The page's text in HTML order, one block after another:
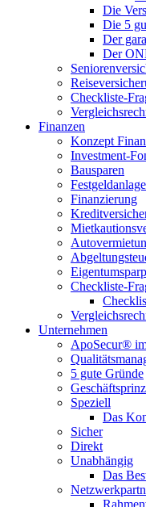
Die
Die 5
Der
Der
Checkliste-
Finanzen
Konzept
Investment-
Bausparen
Festgeldanlage
Finanzierung
Checkliste-
Unternehmen
ApoSecur®
5 gute Gründe
Speziell
Das
Sicher
Direkt
Unabhängig
Das